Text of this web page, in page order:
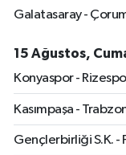
Galatasaray -
15 Ağustos,
Konyaspor -
Kasımpaşa -
Gençlerbirliği S.K. -